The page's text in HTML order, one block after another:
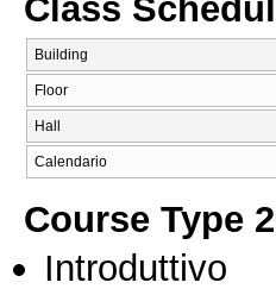
Class
Building
Floor
Hall
Calendario
Course Type
Introduttivo